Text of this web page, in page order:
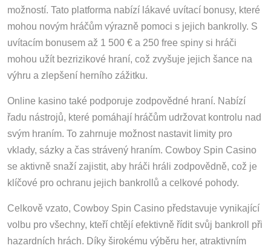
možností. Tato platforma nabízí lákavé uvítací bonusy, které
mohou novým hráčům výrazně pomoci s jejich bankrolly. S
uvítacím bonusem až 1 500 € a 250 free spiny si hráči
mohou užít bezrizikové hraní, což zvyšuje jejich šance na
výhru a zlepšení herního zážitku.
Online kasino také podporuje zodpovědné hraní. Nabízí
řadu nástrojů, které pomáhají hráčům udržovat kontrolu nad
svým hraním. To zahrnuje možnost nastavit limity pro
vklady, sázky a čas strávený hraním. Cowboy Spin Casino
se aktivně snaží zajistit, aby hráči hráli zodpovědně, což je
klíčové pro ochranu jejich bankrollů a celkové pohody.
Celkově vzato, Cowboy Spin Casino představuje vynikající
volbu pro všechny, kteří chtějí efektivně řídit svůj bankroll při
hazardních hrách. Díky širokému výběru her, atraktivním